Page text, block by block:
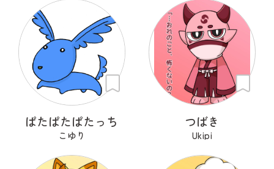
ぱたぱたぱたっち
こゆり
つばき
Ukipi